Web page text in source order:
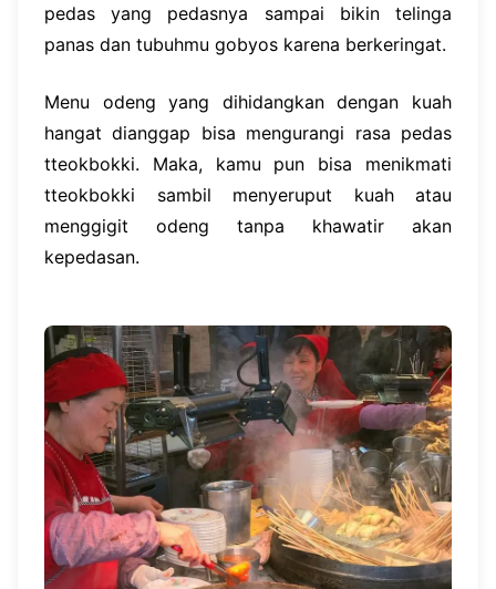
pedas yang pedasnya sampai bikin telinga
panas dan tubuhmu gobyos karena berkeringat.
Menu odeng yang dihidangkan dengan kuah
hangat dianggap bisa mengurangi rasa pedas
tteokbokki. Maka, kamu pun bisa menikmati
tteokbokki sambil menyeruput kuah atau
menggigit odeng tanpa khawatir akan
kepedasan.